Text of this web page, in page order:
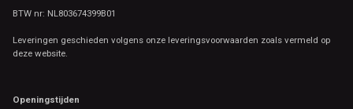
BTW nr: NL803674399B01
Leveringen geschieden volgens onze leveringsvoorwaarden zoals vermeld op
deze website.
Openingstijden